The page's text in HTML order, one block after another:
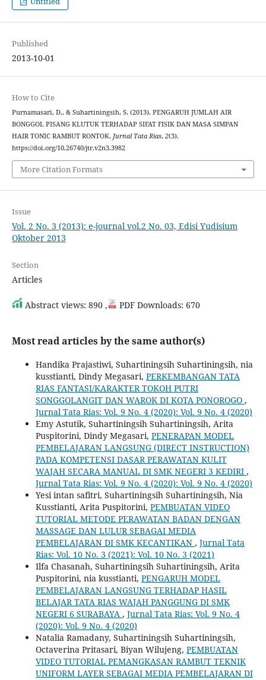
Published
2013-10-01
How to Cite
Purnamasari, D., & Suhartiningsih, S. (2013). PENGARUH JUMLAH AIR
BONGGOL PISANG KLUTUK TERHADAP SIFAT FISIK DAN MASA SIMPAN
HAIR TONIC RAMBUT RONTOK. Jurnal Tata Rias, 2(3).
https://doi.org/10.26740/jtr.v2n3.3982
More Citation Formats
Issue
Vol. 2 No. 3 (2013): e-journal vol.2 No. 03, Edisi Yudisium
Oktober 2013
Section
Articles
Abstract views: 890 , PDF Downloads: 670
Most read articles by the same author(s)
Handika Prajastiwi, Suhartiningsih Suhartiningsih, nia
kusstianti, Dindy Megasari, PERKEMBANGAN TATA
RIAS FANTASI/KARAKTER TOKOH PUTRI
SONGGOLANGIT DAN WAROK DI KOTA PONOROGO ,
Jurnal Tata Rias: Vol. 9 No. 4 (2020): Vol. 9 No. 4 (2020)
Emy Astutik, Suhartiningsih Suhartiningsih, Arita
Puspitorini, Dindy Megasari, PENERAPAN MODEL
PEMBELAJARAN LANGSUNG (DIRECT INSTRUCTION)
PADA KOMPETENSI DASAR PERAWATAN KULIT
WAJAH SECARA MANUAL DI SMK NEGERI 3 KEDIRI ,
Jurnal Tata Rias: Vol. 9 No. 4 (2020): Vol. 9 No. 4 (2020)
Yesi intan safitri, Suhartiningsih Suhartiningsih, Nia
Kusstianti, Arita Puspitorini, PEMBUATAN VIDEO
TUTORIAL METODE PERAWATAN BADAN DENGAN
MASSAGE DAN LULUR SEBAGAI MEDIA
PEMBELAJARAN DI SMK KECANTIKAN , Jurnal Tata
Rias: Vol. 10 No. 3 (2021): Vol. 10 No. 3 (2021)
Ilfa Chasanah, Suhartiningsih Suhartiningsih, Arita
Puspitorini, nia kusstianti, PENGARUH MODEL
PEMBELAJARAN LANGSUNG TERHADAP HASIL
BELAJAR TATA RIAS WAJAH PANGGUNG DI SMK
NEGERI 6 SURABAYA , Jurnal Tata Rias: Vol. 9 No. 4
(2020): Vol. 9 No. 4 (2020)
Natalia Ramadany, Suhartiningsih Suhartiningsih,
Octaverina Pritasari, Biyan Wilujeng, PEMBUATAN
VIDEO TUTORIAL PEMANGKASAN RAMBUT TEKNIK
UNIFORM LAYER SEBAGAI MEDIA PEMBELAJARAN DI